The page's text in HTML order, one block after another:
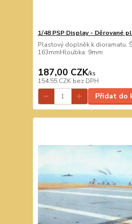
1/48 PSP Display - Děrované
Plastový doplněk k dioramatu.
163mmHloubka: 9mm
187,00 CZK/ks
154,55 CZK bez DPH
Přidat do